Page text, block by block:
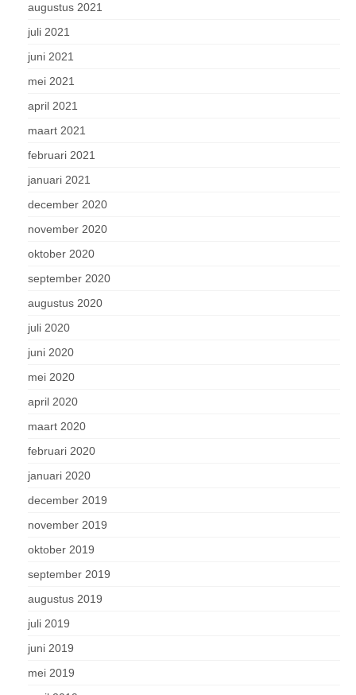
augustus 2021
juli 2021
juni 2021
mei 2021
april 2021
maart 2021
februari 2021
januari 2021
december 2020
november 2020
oktober 2020
september 2020
augustus 2020
juli 2020
juni 2020
mei 2020
april 2020
maart 2020
februari 2020
januari 2020
december 2019
november 2019
oktober 2019
september 2019
augustus 2019
juli 2019
juni 2019
mei 2019